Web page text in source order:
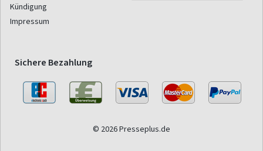
Kündigung
Impressum
Sichere Bezahlung
© 2026 Presseplus.de